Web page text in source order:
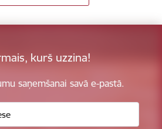
kurš uzzina!
saņemšanai savā e-pastā.